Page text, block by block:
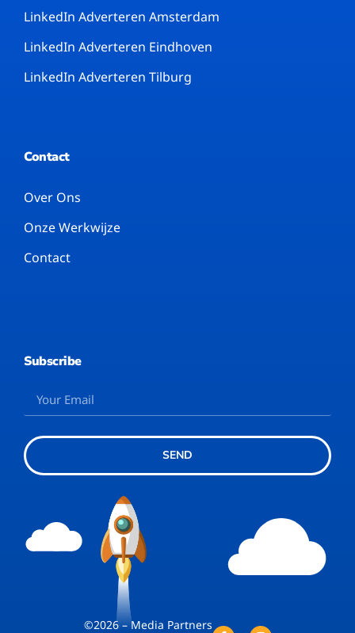
LinkedIn Adverteren Amsterdam
LinkedIn Adverteren Eindhoven
LinkedIn Adverteren Tilburg
Contact
Over Ons
Onze Werkwijze
Contact
Subscribe
SEND
©2026 – Media Partners